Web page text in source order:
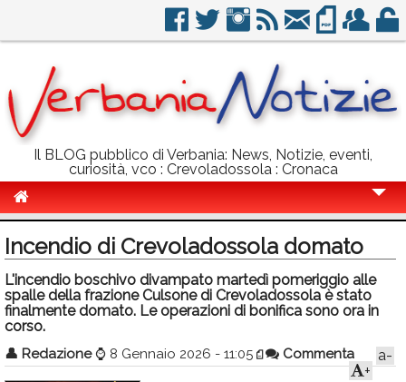
Il BLOG pubblico di Verbania: News, Notizie, eventi,
curiosità, vco : Crevoladossola : Cronaca
Politica
Sport
Eventi
Info Utili
Incendio di Crevoladossola domato
L'incendio boschivo divampato martedì pomeriggio alle
spalle della frazione Culsone di Crevoladossola è stato
finalmente domato. Le operazioni di bonifica sono ora in
corso.
👤 Redazione ⌚ 8 Gennaio 2026 - 11:05 Commenta
a-
+